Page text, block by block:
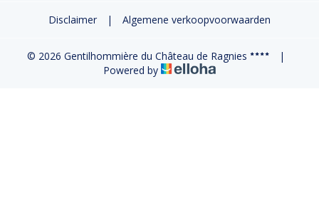
Disclaimer | Algemene verkoopvoorwaarden
© 2026 Gentilhommière du Château de Ragnies
|
Powered by